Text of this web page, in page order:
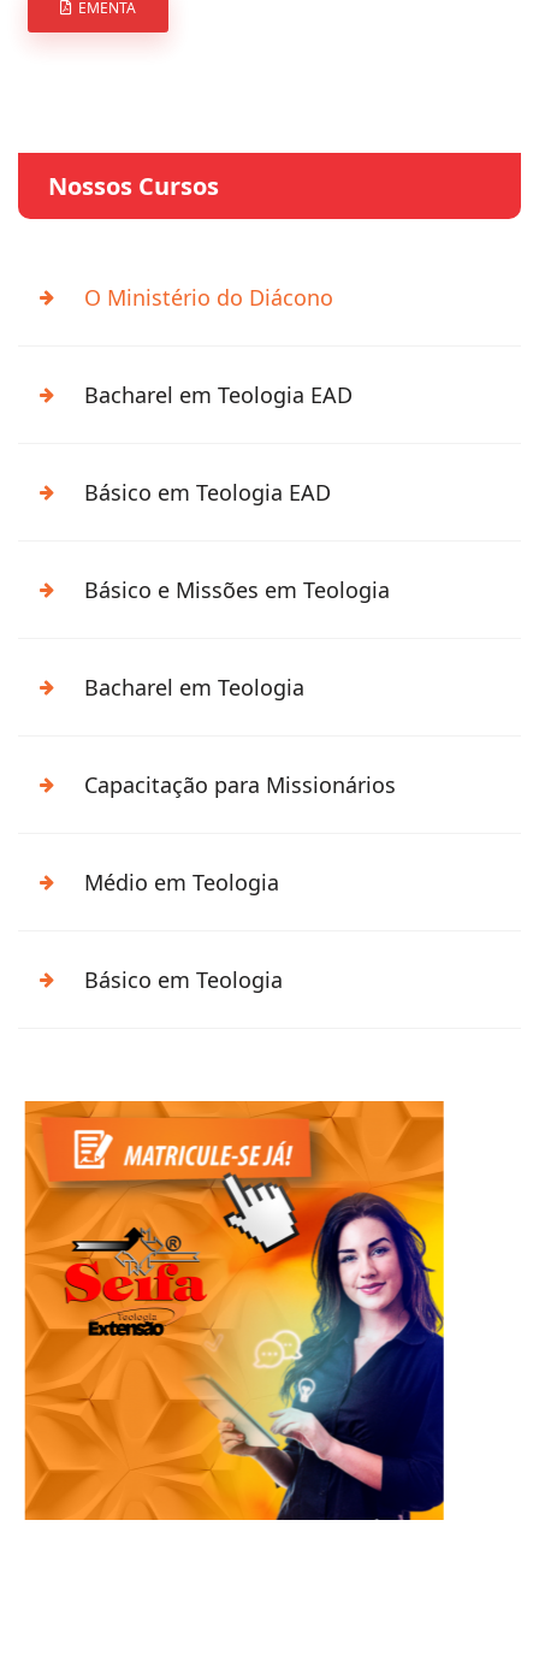
EMENTA
Nossos Cursos
O Ministério do Diácono
Bacharel em Teologia EAD
Básico em Teologia EAD
Básico e Missões em Teologia
Bacharel em Teologia
Capacitação para Missionários
Médio em Teologia
Básico em Teologia